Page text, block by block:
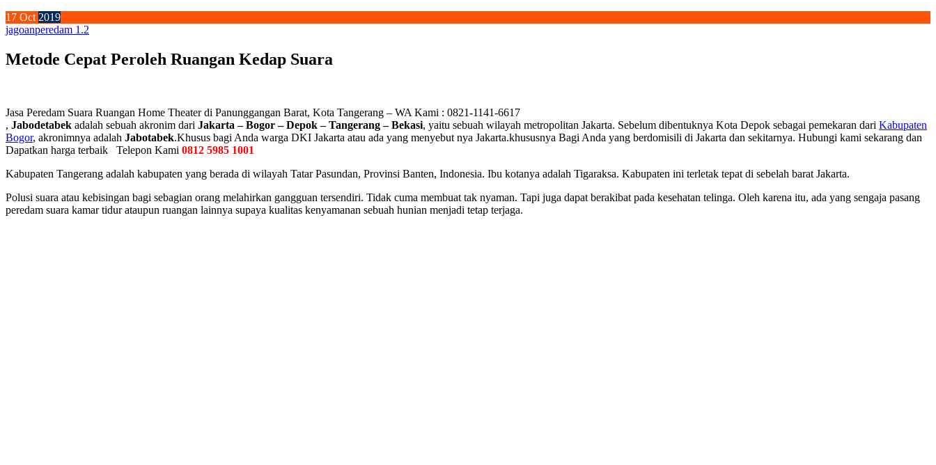
17 Oct2019
jagoanperedam 1.2
Metode Cepat Peroleh Ruangan Kedap Suara
Jasa Peredam Suara Ruangan Home Theater di Panunggangan Barat, Kota Tangerang – WA Kami : 0821-1141-6617
, Jabodetabek adalah sebuah akronim dari Jakarta – Bogor – Depok – Tangerang – Bekasi, yaitu sebuah wilayah metropolitan Jakarta. Sebelum dibentuknya Kota Depok sebagai pemekaran dari Kabupaten
Bogor, akronimnya adalah Jabotabek.Khusus bagi Anda warga DKI Jakarta atau ada yang menyebut nya Jakarta.khususnya Bagi Anda yang berdomisili di Jakarta dan sekitarnya. Hubungi kami sekarang dan
Dapatkan harga terbaik Telepon Kami 0812 5985 1001
Kabupaten Tangerang adalah kabupaten yang berada di wilayah Tatar Pasundan, Provinsi Banten, Indonesia. Ibu kotanya adalah Tigaraksa. Kabupaten ini terletak tepat di sebelah barat Jakarta.
Polusi suara atau kebisingan bagi sebagian orang melahirkan gangguan tersendiri. Tidak cuma membuat tak nyaman. Tapi juga dapat berakibat pada kesehatan telinga. Oleh karena itu, ada yang sengaja pasang
peredam suara kamar tidur ataupun ruangan lainnya supaya kualitas kenyamanan sebuah hunian menjadi tetap terjaga.